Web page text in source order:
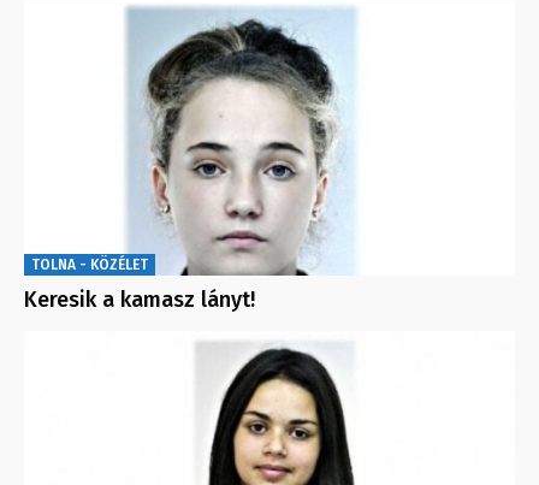
TOLNA - KÖZÉLET
Keresik a kamasz lányt!